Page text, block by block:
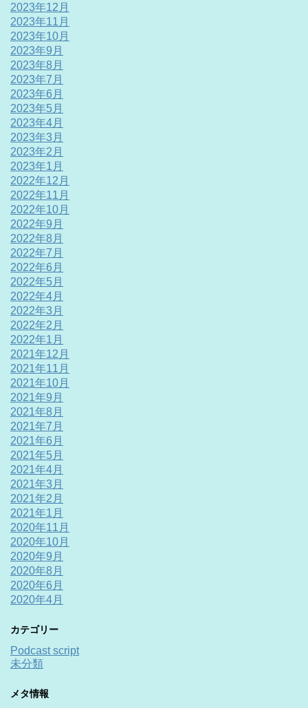
2023年12月
2023年11月
2023年10月
2023年9月
2023年8月
2023年7月
2023年6月
2023年5月
2023年4月
2023年3月
2023年2月
2023年1月
2022年12月
2022年11月
2022年10月
2022年9月
2022年8月
2022年7月
2022年6月
2022年5月
2022年4月
2022年3月
2022年2月
2022年1月
2021年12月
2021年11月
2021年10月
2021年9月
2021年8月
2021年7月
2021年6月
2021年5月
2021年4月
2021年3月
2021年2月
2021年1月
2020年11月
2020年10月
2020年9月
2020年8月
2020年6月
2020年4月
カテゴリー
Podcast script
未分類
メタ情報